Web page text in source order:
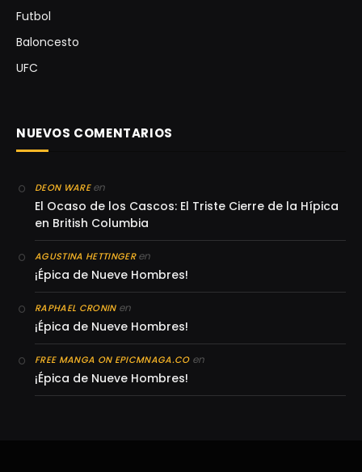
Futbol
Baloncesto
UFC
NUEVOS COMENTARIOS
DEON WAREen
El Ocaso de los Cascos: El Triste Cierre de la Hípica
en British Columbia
AGUSTINA HETTINGERen
¡Épica de Nueve Hombres!
RAPHAEL CRONINen
¡Épica de Nueve Hombres!
FREE MANGA ON EPICMNAGA.COen
¡Épica de Nueve Hombres!